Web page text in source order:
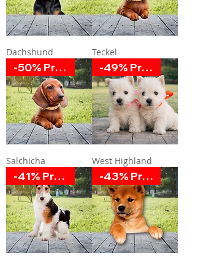
Dachshund Teckel
-50% Promoción
Salchicha
-49% Promoción
West Highland
-41% Promoción -43% Promoción